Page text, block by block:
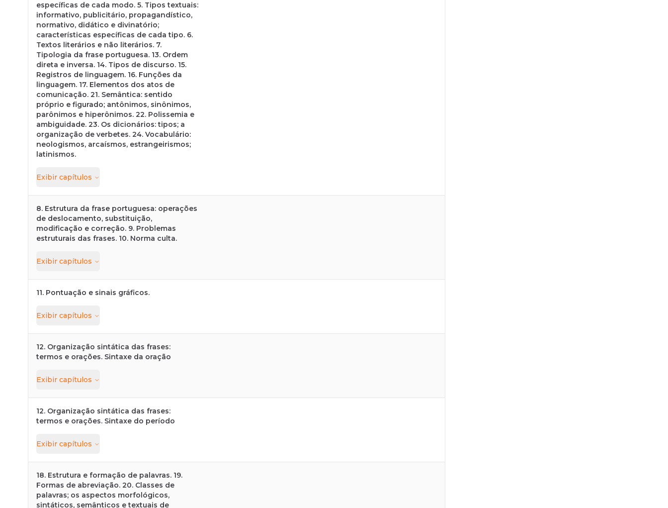
específicas de cada modo. 5. Tipos textuais:
informativo, publicitário, propagandístico,
normativo, didático e divinatório;
características específicas de cada tipo. 6.
Textos literários e não literários. 7.
Tipologia da frase portuguesa. 13. Ordem
direta e inversa. 14. Tipos de discurso. 15.
Registros de linguagem. 16. Funções da
linguagem. 17. Elementos dos atos de
comunicação. 21. Semântica: sentido
próprio e figurado; antônimos, sinônimos,
parônimos e hiperônimos. 22. Polissemia e
ambiguidade. 23. Os dicionários: tipos; a
organização de verbetes. 24. Vocabulário:
neologismos, arcaísmos, estrangeirismos;
latinismos.
Exibir capítulos
8. Estrutura da frase portuguesa: operações
de deslocamento, substituição,
modificação e correção. 9. Problemas
estruturais das frases. 10. Norma culta.
Exibir capítulos
11. Pontuação e sinais gráficos.
Exibir capítulos
12. Organização sintática das frases:
termos e orações. Sintaxe da oração
Exibir capítulos
12. Organização sintática das frases:
termos e orações. Sintaxe do período
Exibir capítulos
18. Estrutura e formação de palavras. 19.
Formas de abreviação. 20. Classes de
palavras; os aspectos morfológicos,
sintáticos, semânticos e textuais de